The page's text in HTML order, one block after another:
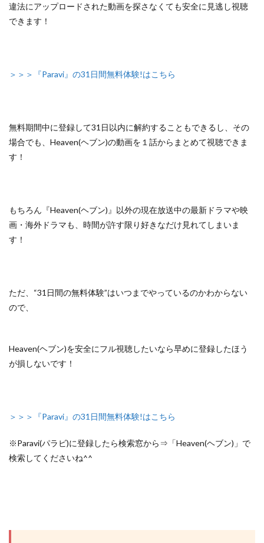
違法にアップロードされた動画を探さなくても安全に見逃し視聴
できます！
＞＞＞『Paravi』の31日間無料体験!はこちら
無料期間中に登録して31日以内に解約することもできるし、 その
場合でも、Heaven(ヘブン)の動画を１話からまとめて視聴できま
す！
もちろん『Heaven(ヘブン)』以外の現在放送中の最新ドラマや映
画・海外ドラマも、 時間が許す限り好きなだけ見れてしまいま
す！
ただ、 “31日間の無料体験”はいつまでやっているのかわからない
ので、
Heaven(ヘブン)を安全にフル視聴したいなら早めに登録したほう
が損しないです！
＞＞＞『Paravi』の31日間無料体験!はこちら
※Paravi(パラビ)に登録したら検索窓から⇒「Heaven(ヘブン)」で
検索してくださいね^^